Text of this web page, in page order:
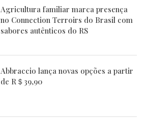
Agricultura familiar marca presença
no Connection Terroirs do Brasil com
sabores autênticos do RS
Abbraccio lança novas opções a partir
de R＄39,90